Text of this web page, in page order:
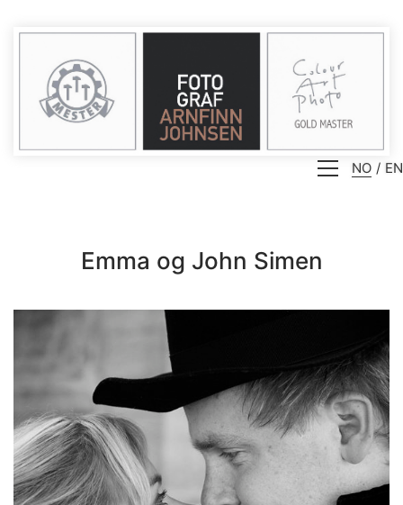
NO EN
Emma og John Simen